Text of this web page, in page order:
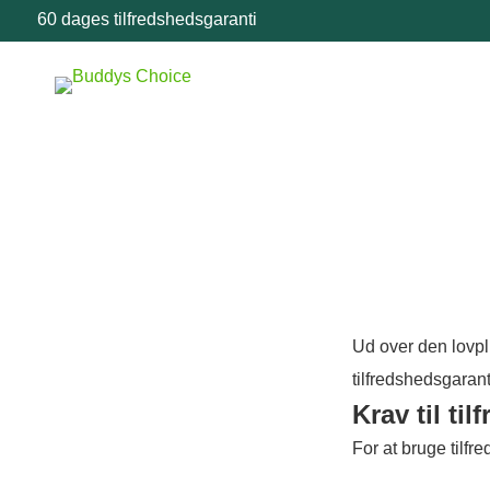
60 dages tilfredshedsgaranti
Ud over den
Krav til
For at bruge